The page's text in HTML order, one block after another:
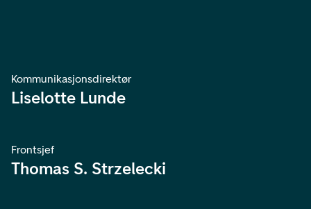
Kommunikasjonsdirektør
Liselotte Lunde
Frontsjef
Thomas S. Strzelecki